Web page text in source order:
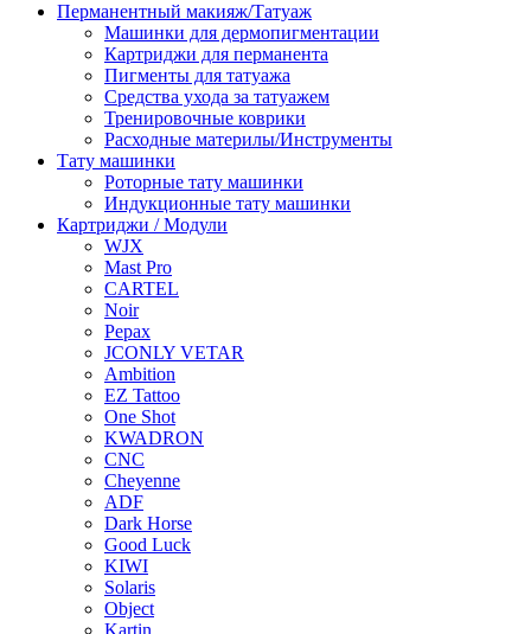
Перманентный макияж/Татуаж
Машинки для дермопигментации
Картриджи для перманента
Пигменты для татуажа
Средства ухода за татуажем
Тренировочные коврики
Расходные материлы/Инструменты
Тату машинки
Роторные тату машинки
Индукционные тату машинки
Картриджи / Модули
WJX
Mast Pro
CARTEL
Noir
Pepax
JCONLY VETAR
Ambition
EZ Tattoo
One Shot
KWADRON
CNC
Cheyenne
ADF
Dark Horse
Good Luck
KIWI
Solaris
Object